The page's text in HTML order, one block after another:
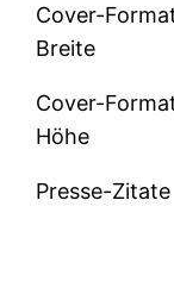
Cover-
Breite
Cover-
Höhe
Presse-Zitate